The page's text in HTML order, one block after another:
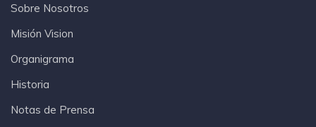
Sobre Nosotros
Misión Vision
Organigrama
Historia
Notas de Prensa